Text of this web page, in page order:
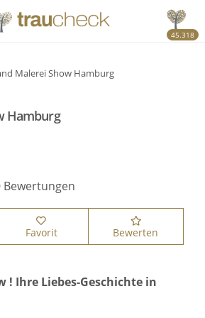
45.318
Malerei Show Hamburg
Hamburg
Bewertungen
Favorit Bewerten
! Ihre Liebes-Geschichte in